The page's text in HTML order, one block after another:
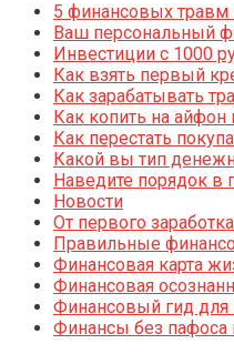
5 финансовых травм
Ваш персональный
Инвестиции с 1000
Как взять первый
Как зарабатывать
Как копить на айфон
Как перестать
Какой вы тип
Наведите порядок в
Новости
От первого
Правильные
Финансовая карта
Финансовая
Финансовый гид для
Финансы без пафоса